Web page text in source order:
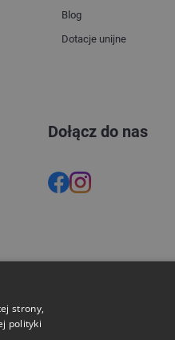
Blog
Dotacje unijne
Dołącz do nas
strony,
polityki